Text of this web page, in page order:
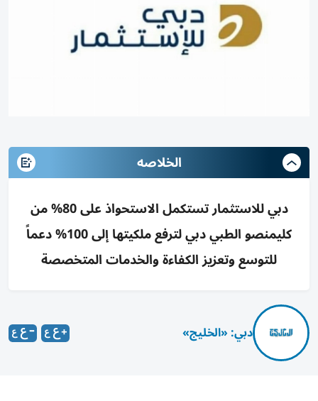
الخلاصه
دبي للاستثمار تستكمل الاستحواذ على 80% من
كليمنصو الطبي دبي لترفع ملكيتها إلى 100% دعماً
للتوسع وتعزيز الكفاءة والخدمات المتخصصة
دبي: «الخليج»